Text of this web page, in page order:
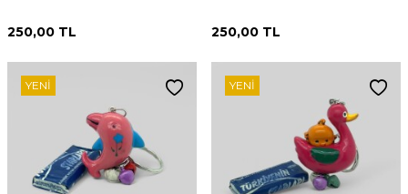
250,00 TL 250,00 TL
YENI YENI